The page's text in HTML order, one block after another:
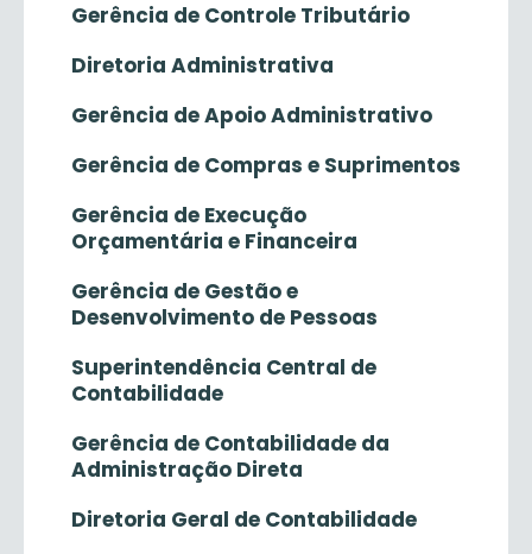
Gerência de Controle Tributário
Diretoria Administrativa
Gerência de Apoio Administrativo
Gerência de Compras e Suprimentos
Gerência de Execução
Orçamentária e Financeira
Gerência de Gestão e
Desenvolvimento de Pessoas
Superintendência Central de
Contabilidade
Gerência de Contabilidade da
Administração Direta
Diretoria Geral de Contabilidade